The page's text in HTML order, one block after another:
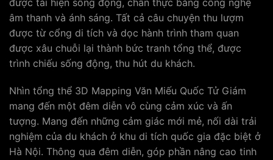
âm thanh và ánh sáng. Tất cả câu chuyện thu lượm
được từ cổng di tích và dọc hành trình tham quan
được xâu chuỗi lại thành bức tranh tổng thể, được
trình chiếu sống động, thu hút du khách.
Nhìn tổng thể 3D Mapping Văn Miếu Quốc Tử Giám
mang đến một đêm diễn vô cùng cảm xúc và ấn
tượng. Mang đến những cảm giác mới mẻ, nối dài trải
nghiệm của du khách ở khu di tích quốc gia đặc biệt ở
Hà Nội. Thông qua đêm diễn, góp phần nâng cao tinh